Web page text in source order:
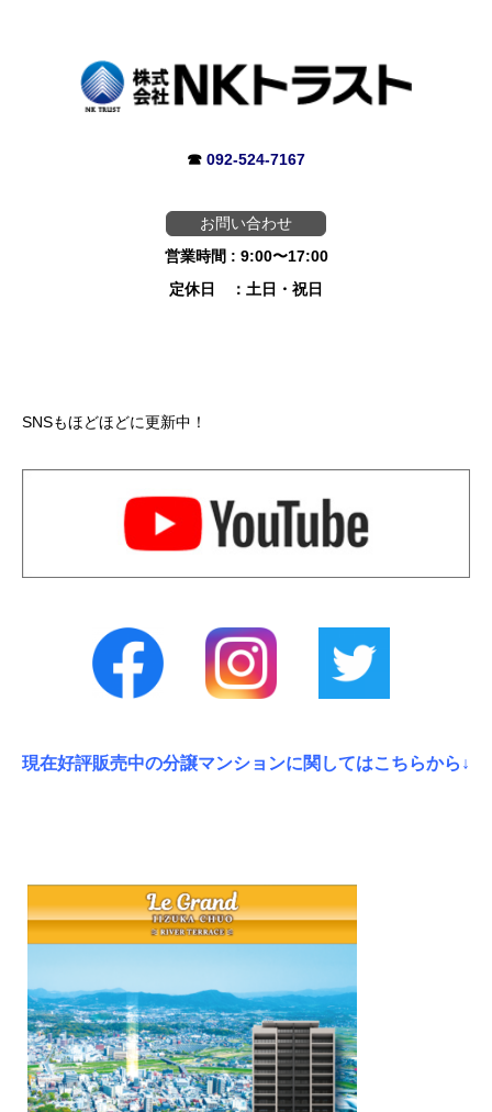
☎ 092-524-7167
お問い合わせ
営業時間 : 9:00〜17:00
定休日 ：土日・祝日
SNSもほどほどに更新中！
現在好評販売中の分譲マンションに関してはこちらから↓